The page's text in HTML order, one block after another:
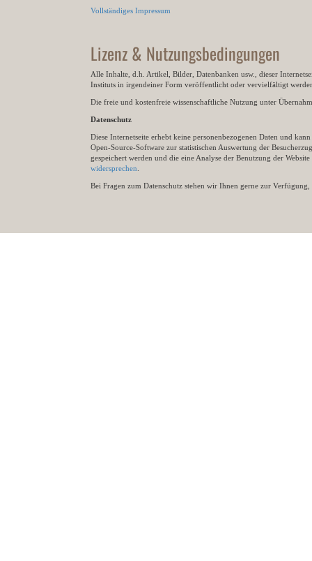
Vollständiges Impressum
Lizenz & Nutzungsbedingungen
Alle Inhalte, d.h. Artikel, Bilder, Datenbanken usw., dieser
Instituts in irgendeiner Form veröffentlicht oder vervielfältigt
Die freie und kostenfreie wissenschaftliche Nutzung unter
Datenschutz
Diese Internetseite erhebt keine personenbezogenen Daten und
Open-Source-Software zur statistischen Auswertung der
gespeichert werden und die eine Analyse der Benutzung der
widersprechen
Bei Fragen zum Datenschutz stehen wir Ihnen gerne zur